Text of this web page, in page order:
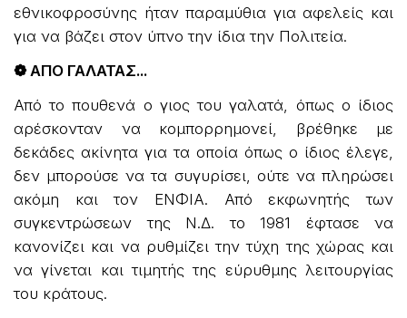
εθνικοφροσύνης ήταν παραμύθια για αφελείς και
για να βάζει στον ύπνο την ίδια την Πολιτεία.
❁ ΑΠΟ ΓΑΛΑΤΑΣ...
Από το πουθενά ο γιος του γαλατά, όπως ο ίδιος
αρέσκονταν να κομπορρημονεί, βρέθηκε με
δεκάδες ακίνητα για τα οποία όπως ο ίδιος έλεγε,
δεν μπορούσε να τα συγυρίσει, ούτε να πληρώσει
ακόμη και τον ΕΝΦΙΑ. Από εκφωνητής των
συγκεντρώσεων της Ν.Δ. το 1981 έφτασε να
κανονίζει και να ρυθμίζει την τύχη της χώρας και
να γίνεται και τιμητής της εύρυθμης λειτουργίας
του κράτους.